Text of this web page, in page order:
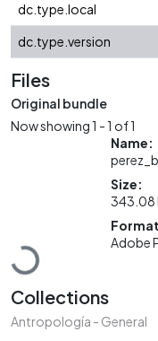
dc.type.local
dc.type.version
Files
Original bundle
Now showing1 - 1 of 1
Loading...
Name:
Size:
343.08
Adobe
Collections
Antropología - General